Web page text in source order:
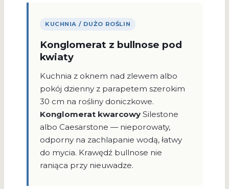
KUCHNIA / DUŻO ROŚLIN
Konglomerat z bullnose pod
kwiaty
Kuchnia z oknem nad zlewem albo
pokój dzienny z parapetem szerokim
30 cm na rośliny doniczkowe.
Konglomerat kwarcowy Silestone
albo Caesarstone — nieporowaty,
odporny na zachlapanie wodą, łatwy
do mycia. Krawędź bullnose nie
raniąca przy nieuwadze.